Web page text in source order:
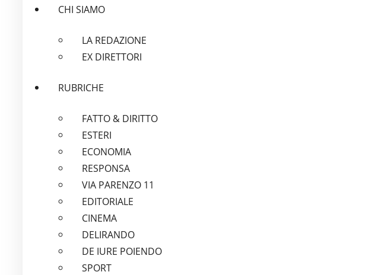
CHI SIAMO
LA REDAZIONE
EX DIRETTORI
RUBRICHE
FATTO & DIRITTO
ESTERI
ECONOMIA
RESPONSA
VIA PARENZO 11
EDITORIALE
CINEMA
DELIRANDO
DE IURE POIENDO
SPORT